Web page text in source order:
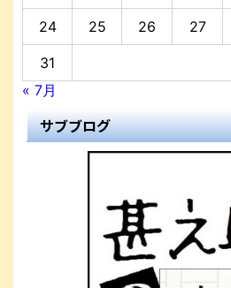
24 25 26 27
31
« 7月
サブブログ